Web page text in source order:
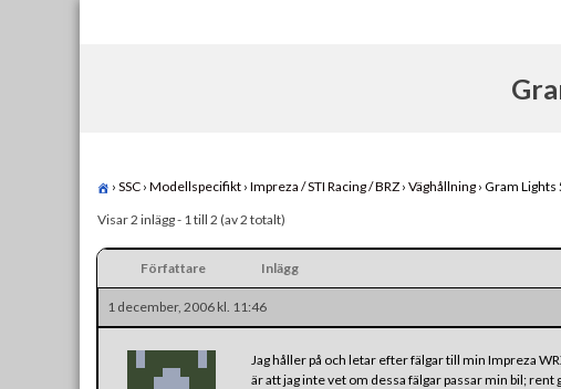
› SSC › Modellspecifikt › Impreza / STI Racing / BRZ › Väghållning › Gram Lights
Visar 2 inlägg - 1 till 2 (av 2 totalt)
Författare Inlägg
1 december, 2006 kl. 11:46
Jag håller på och letar efter fälgar till min Impreza
är att jag inte vet om dessa fälgar passar min bil;